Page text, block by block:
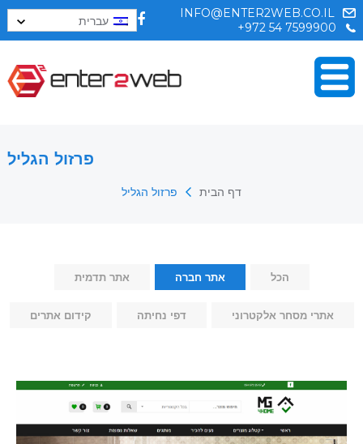
INFO@ENTER2WEB.CO.IL
+972 54 7599900
עברית
פרזול הגליל
דף הבית פרזול הגליל
הכל אתר חברה אתר תדמית
אתרי מסחר אלקטרוני דפי נחיתה קידום אתרים